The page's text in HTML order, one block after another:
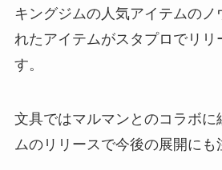
キングジムの人気アイテムのノ
れたアイテムがスタプロでリリ
す。
文具ではマルマンとのコラボに
ムのリリースで今後の展開にも